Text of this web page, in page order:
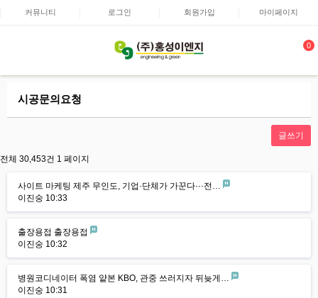
커뮤니티 로그인 회원가입 마이페이지
0
시공문의요청
글쓰기
전체 30,453건 1 페이지
사이트 마케팅 제주 무인도, 기업·단체가 가꾼다···전…
이진숭 10:33
출장용접 출장용접
이진숭 10:32
병원코디네이터 폭염 얕본 KBO, 관중 쓰러지자 뒤늦게…
이진숭 10:31